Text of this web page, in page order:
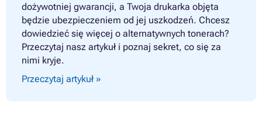
dożywotniej gwarancji, a Twoja drukarka objęta
będzie ubezpieczeniem od jej uszkodzeń. Chcesz
dowiedzieć się więcej o alternatywnych tonerach?
Przeczytaj nasz artykuł i poznaj sekret, co się za
nimi kryje.
Przeczytaj artykuł »